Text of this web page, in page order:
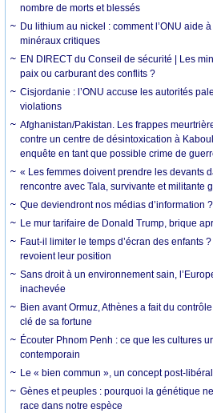
nombre de morts et blessés
Du lithium au nickel : comment l’ONU aide
minéraux critiques
EN DIRECT du Conseil de sécurité | Les
paix ou carburant des conflits ?
Cisjordanie : l’ONU accuse les autorités
violations
Afghanistan/Pakistan. Les frappes
contre un centre de désintoxication à
enquête en tant que possible crime de
« Les femmes doivent prendre les devants
rencontre avec Tala, survivante et militante
Que deviendront nos médias d’information
Le mur tarifaire de Donald Trump, brique
Faut-il limiter le temps d’écran des enfants
revoient leur position
Sans droit à un environnement sain,
inachevée
Bien avant Ormuz, Athènes a fait du
clé de sa fortune
Écouter Phnom Penh : ce que les cultures
contemporain
Le « bien commun », un concept post-
Gènes et peuples : pourquoi la génétique
race dans notre espèce